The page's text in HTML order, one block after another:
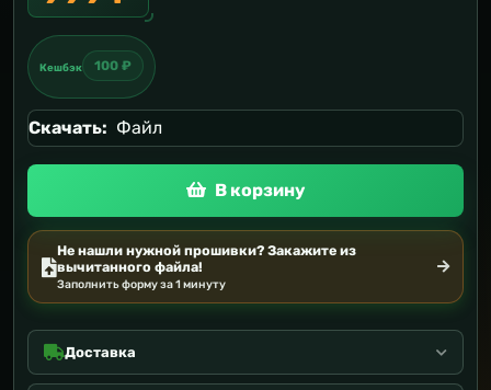
Кешбэк 100 ₽
Скачать: Файл
В корзину
Не нашли нужной прошивки? Закажите из
вычитанного файла!
Заполнить форму за 1 минуту
Доставка